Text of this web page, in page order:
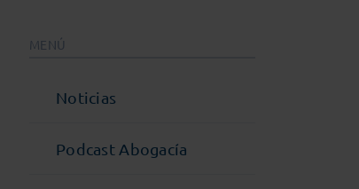
MENÚ
Noticias
Podcast Abogacía